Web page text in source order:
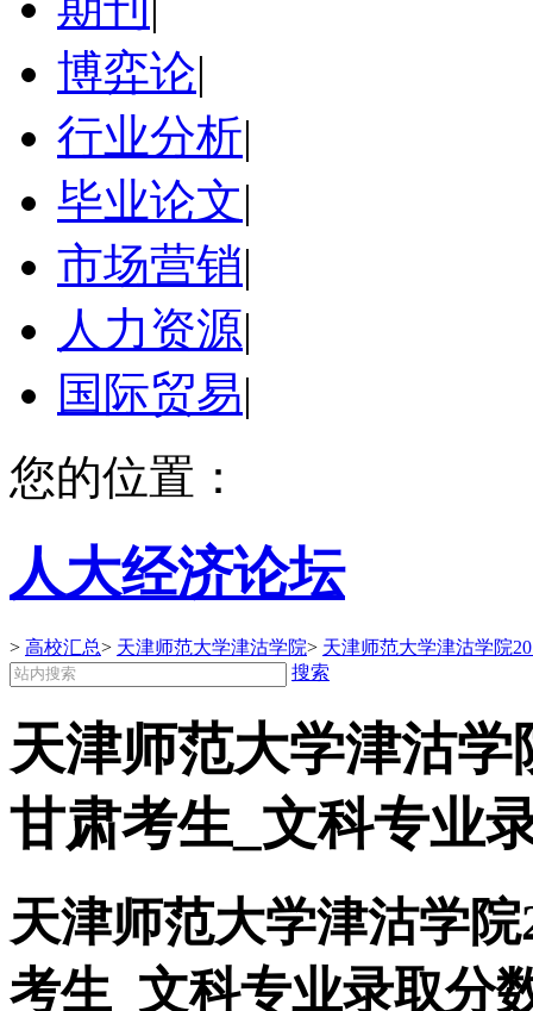
博弈论|
行业分析|
毕业论文|
市场营销|
人力资源|
国际贸易|
您的位置：
人大经济论坛
> 高校汇总> 天津师范大学津沽学院> 天津师范大学津沽学院
搜索
天津师范大学津沽学
甘肃考生_文科专业
天津师范大学津沽学
考生_文科专业录取分